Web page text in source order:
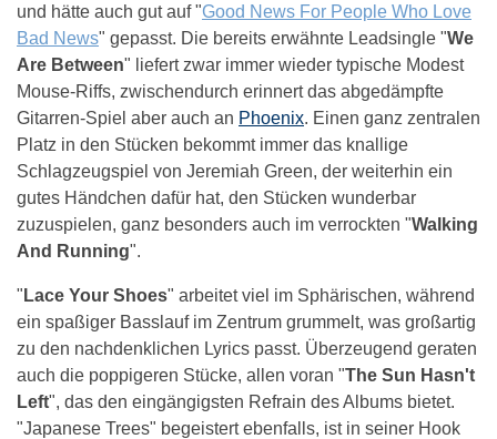
und hätte auch gut auf "Good News For People Who Love
Bad News" gepasst. Die bereits erwähnte Leadsingle "We
Are Between" liefert zwar immer wieder typische Modest
Mouse-Riffs, zwischendurch erinnert das abgedämpfte
Gitarren-Spiel aber auch an Phoenix. Einen ganz zentralen
Platz in den Stücken bekommt immer das knallige
Schlagzeugspiel von Jeremiah Green, der weiterhin ein
gutes Händchen dafür hat, den Stücken wunderbar
zuzuspielen, ganz besonders auch im verrockten "Walking
And Running".
" Lace Your Shoes" arbeitet viel im Sphärischen, während
ein spaßiger Basslauf im Zentrum grummelt, was großartig
zu den nachdenklichen Lyrics passt. Überzeugend geraten
auch die poppigeren Stücke, allen voran "The Sun Hasn't
Left", das den eingängigsten Refrain des Albums bietet.
"Japanese Trees" begeistert ebenfalls, ist in seiner Hook